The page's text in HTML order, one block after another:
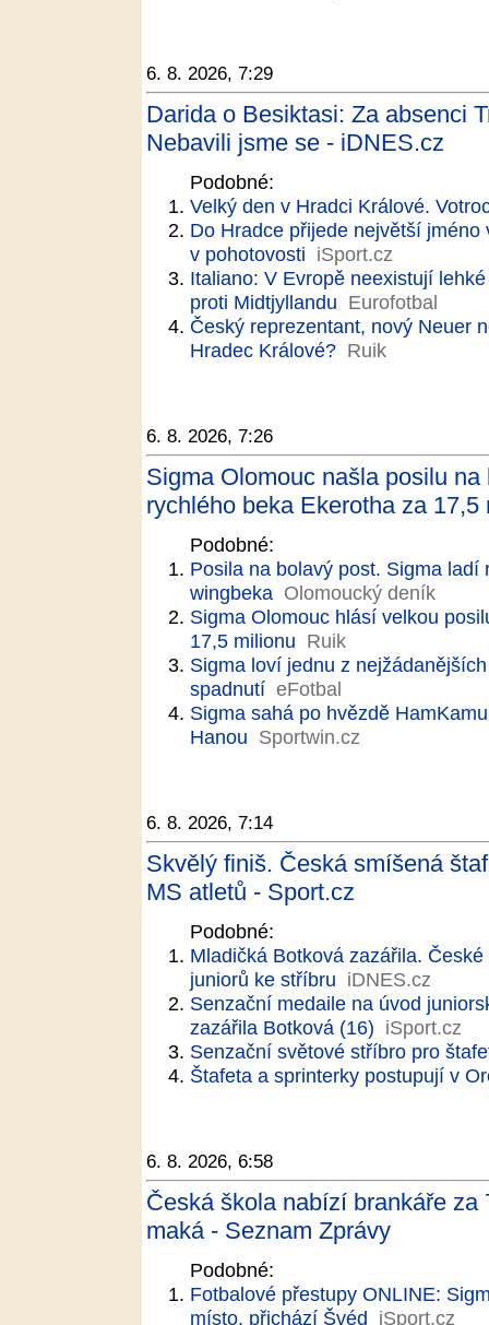
6. 8. 2026, 7:29
Darida o Besiktasi: Za absenci
Nebavili jsme se - iDNES.cz
Podobné:
Velký den v Hradci Králové.
Do Hradce přijede největší jméno
v pohotovosti iSport.cz
Italiano: V Evropě neexistují
proti Midtjyllandu Eurofotbal
Český reprezentant, nový Neuer
Hradec Králové? Ruik
6. 8. 2026, 7:26
Sigma Olomouc našla posilu
rychlého beka Ekerotha za
Podobné:
Posila na bolavý post. Sigma
wingbeka Olomoucký deník
Sigma Olomouc hlásí velkou
17,5 milionu Ruik
Sigma loví jednu z
spadnutí eFotbal
Sigma sahá po hvězdě
Hanou Sportwin.cz
6. 8. 2026, 7:14
Skvělý finiš. Česká smíšená
MS atletů - Sport.cz
Podobné:
Mladičká Botková zazářila.
juniorů ke stříbru iDNES.cz
Senzační medaile na úvod
zazářila Botková (16) iSport.cz
Senzační světové stříbro pro
Štafeta a sprinterky postupují v
6. 8. 2026, 6:58
Česká škola nabízí brankáře
maká - Seznam Zprávy
Podobné:
Fotbalové přestupy ONLINE:
místo, přichází Švéd iSport.cz